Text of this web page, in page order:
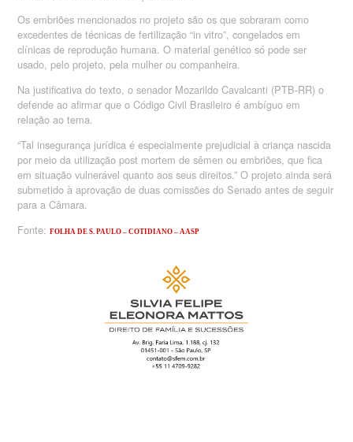
Os embriões mencionados no projeto são os que sobraram como
excedentes de técnicas de fertilização “in vitro”, congelados em
clínicas de reprodução humana. O material genético só pode ser
usado, pelo projeto, pela mulher ou companheira.
Na justificativa do texto, o senador Mozarildo Cavalcanti (PTB-RR) o
defende ao afirmar que o Código Civil Brasileiro é ambíguo em
relação ao tema.
“Tal insegurança jurídica é especialmente prejudicial à criança nascida
por meio da utilização post mortem de sêmen ou embriões, que fica
em situação vulnerável quanto aos seus direitos.” O projeto ainda será
submetido à aprovação de duas comissões do Senado antes de seguir
para a Câmara.
Fonte:FOLHA DE S. PAULO – COTIDIANO – AASP